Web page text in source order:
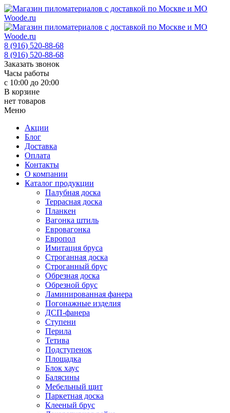
8 (916) 520-88-68
8 (916) 520-88-68
Заказать звонок
Часы работы
с 10:00 до 20:00
В корзине
нет товаров
Меню
Акции
Блог
Доставка
Оплата
Контакты
О компании
Каталог продукции
Палубная доска
Террасная доска
Планкен
Вагонка штиль
Евровагонка
Европол
Имитация бруса
Строганная доска
Строганный брус
Обрезная доска
Обрезной брус
Ламинированная фанера
Погонажные изделия
ДСП-фанера
Ступени
Перила
Тетива
Подступенок
Площадка
Блок хаус
Балясины
Мебельный щит
Паркетная доска
Клееный брус